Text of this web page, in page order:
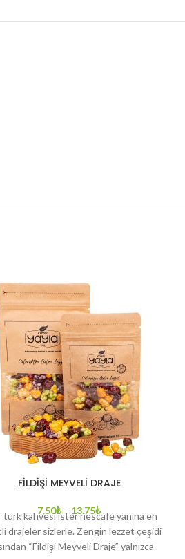
FİLDİŞİ MEYVELİ DRAJE
7.50₺– 13.75₺
türk kahvesi ister nescafe yanına en
drajeler sizlerle. Zengin lezzet çeşidi
“Fildişi Meyveli Draje” yalnızca